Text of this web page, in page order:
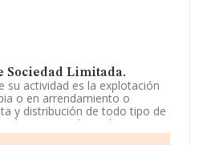
Sociedad Limitada.
su actividad es la explotación
o en arrendamiento o
y distribución de todo tipo de
y sus derivados. para
sea necesario, el personal